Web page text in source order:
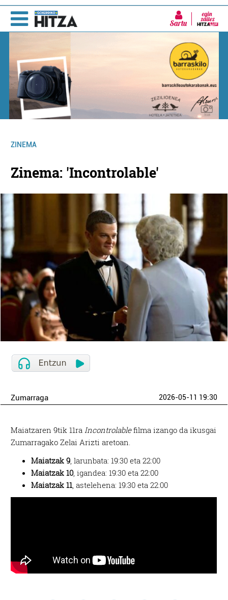
Sartu
ZINEMA
Zinema: 'Incontrolable'
Zumarraga 2026-05-11 19:30
Maiatzaren 9tik 11ra Incontrolablefilma izango da ikusgai
Zumarragako Zelai Arizti aretoan.
Maiatzak 9 , larunbata: 19:30 eta 22:00
Maiatzak 10, igandea: 19:30 eta 22:00
Maiatzak 11 , astelehena: 19:30 eta 22:00